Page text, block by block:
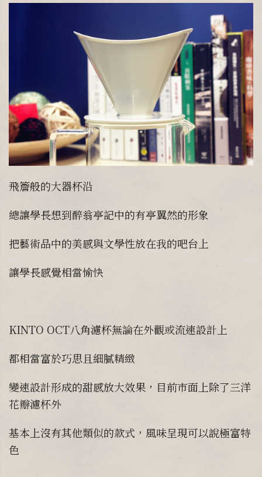
飛簷般的大器杯沿
總讓學長想到醉翁亭記中的有亭翼然的形象
把藝術品中的美感與文學性放在我的吧台上
讓學長感覺相當愉快
KINTO OCT八角濾杯無論在外觀或流速設計上
都相當富於巧思且細膩精緻
變速設計形成的甜感放大效果，目前市面上除了三洋
花瓣濾杯外
基本上沒有其他類似的款式，風味呈現可以說極富特
色